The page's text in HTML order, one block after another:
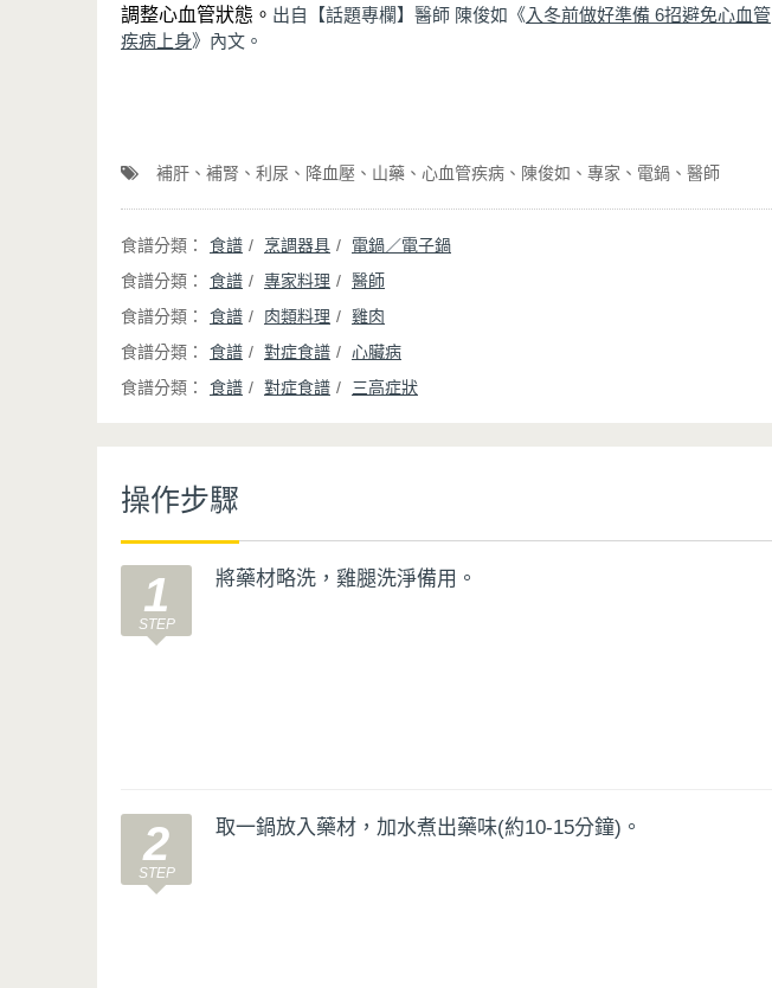
調整心血管狀態。 出自【話題專欄】醫師 陳俊如《 入冬前做好準備 6招避免心血管
疾病上身》內文。
補肝 補腎 利尿 降血壓 山藥 心血管疾病 陳俊如 專家 電鍋 醫師
食譜 烹調器具
電鍋／電子鍋
食譜
專家料理
醫師
食譜
肉類料理
雞肉
食譜
對症食譜
心臟病
食譜
對症食譜 三高症狀
操作步驟
1 將藥材略洗，雞腿洗淨備用。
2 取一鍋放入藥材，加水煮出藥味(約10-15分鐘)。